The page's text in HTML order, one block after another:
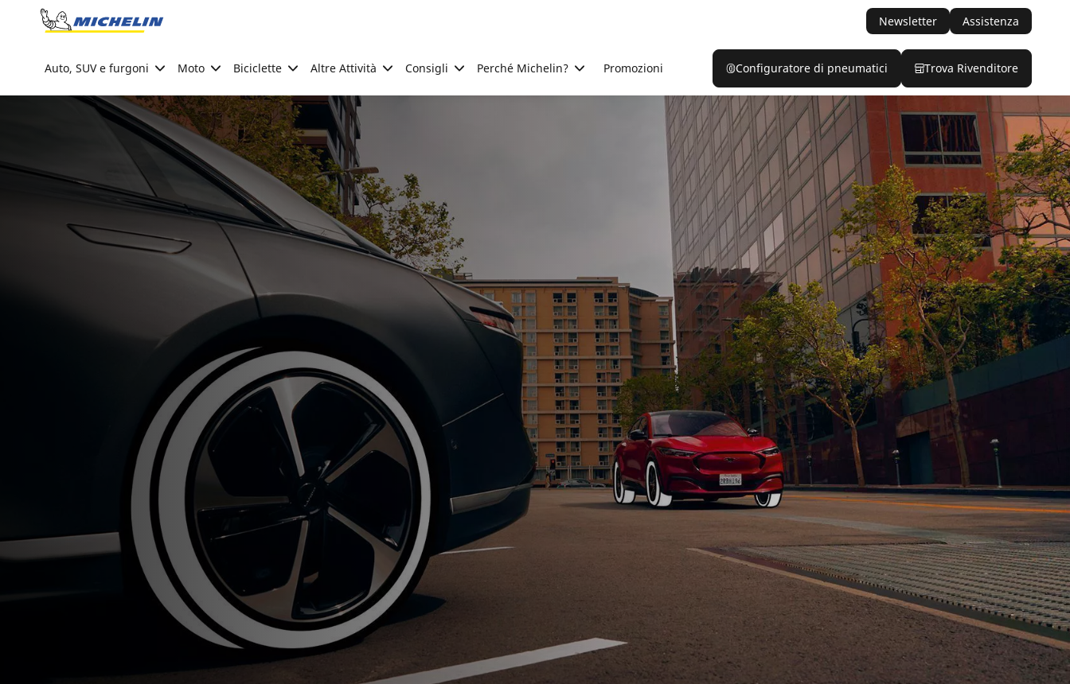
Go to page content
Newsletter Assistenza
Auto, SUV e furgoni Moto Biciclette Altre Attività Consigli Perché Michelin? Promozioni Configuratore di pneumatici Trova Rivenditore